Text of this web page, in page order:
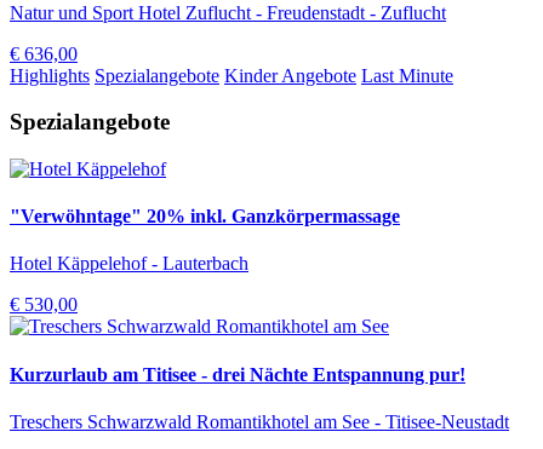
Natur und Sport Hotel Zuflucht - Freudenstadt - Zuflucht
€ 636,00
Highlights Spezialangebote Kinder Angebote Last Minute
Spezialangebote
"Verwöhntage" 20% inkl. Ganzkörpermassage
Hotel Käppelehof - Lauterbach
€ 530,00
Kurzurlaub am Titisee - drei Nächte Entspannung pur!
Treschers Schwarzwald Romantikhotel am See - Titisee-Neustadt